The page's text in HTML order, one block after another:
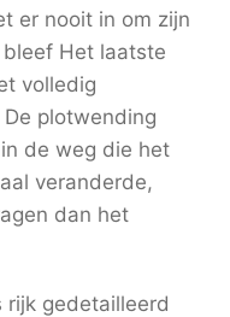
er nooit in om zijn
Het laatste
volledig
plotwending
de weg die het
veranderde,
dan het
rijk gedetailleerd